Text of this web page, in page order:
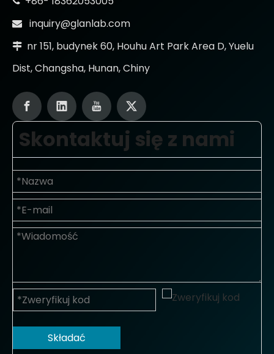
 inquiry@glanlab.com
 nr 151, budynek 60, Houhu Art Park Area D, Yuelu
Dist, Changsha, Hunan, Chiny
Skontaktuj się z nami
Składać